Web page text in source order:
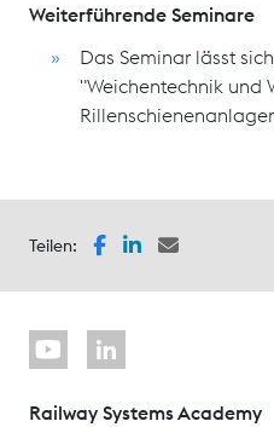
Weiterführende Seminare
Das Seminar lässt
"Weichentechnik und
Teilen:
Railway Systems Academy